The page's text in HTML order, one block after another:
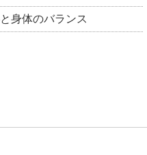
身体のバランス